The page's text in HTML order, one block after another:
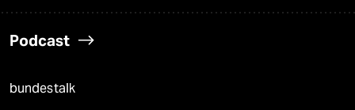
Podcast
bundestalk